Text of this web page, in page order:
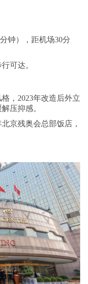
钟），距机场30分
可达。
，2023年改造后外立
压抑感。
京残奥会总部饭店，